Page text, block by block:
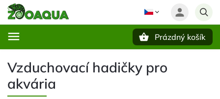
Prázdný košík
Vzduchovací hadičky pro
akvária